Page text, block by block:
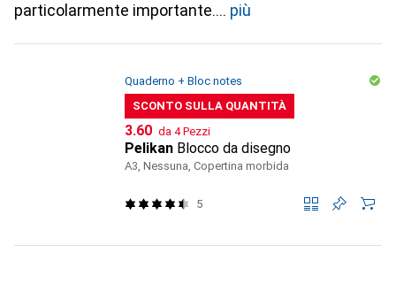
particolarmente importante.
più
Quaderno + Bloc notes
SCONTO SULLA QUANTITÀ
CHF
3.60 da 4 Pezzi
Pelikan Blocco da disegno
A3, Nessuna, Copertina morbida
5